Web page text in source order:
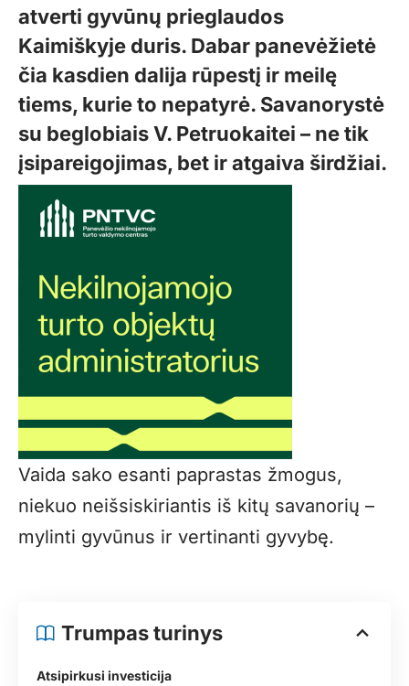
atverti gyvūnų prieglaudos
Kaimiškyje duris. Dabar panevėžietė
čia kasdien dalija rūpestį ir meilę
tiems, kurie to nepatyrė. Savanorystė
su beglobiais V. Petruokaitei – ne tik
įsipareigojimas, bet ir atgaiva širdžiai.
Vaida sako esanti paprastas žmogus,
niekuo neišsiskiriantis iš kitų savanorių –
mylinti gyvūnus ir vertinanti gyvybę.
Trumpas turinys
Atsipirkusi investicija